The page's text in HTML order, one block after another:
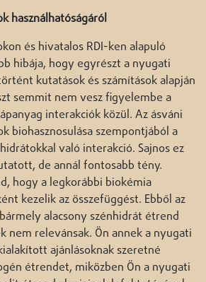
használhatóságáról
és hivatalos RDI-ken alapuló
hibája, hogy egyrészt a nyugati
kutatások és számítások alapján
semmit nem vesz figyelembe a
interakciók közül. Az ásváni
biohasznosulása szempontjából a
való interakció. Sajnos ez
de annál fontosabb tény.
hogy a legkorábbi biokémia
kezelik az összefüggést. Ebből az
alacsony szénhidrát étrend
nem relevánsak. Ön annek a nyugati
ajánlásoknak szeretné
étrendet, miközben Ön a nyugati